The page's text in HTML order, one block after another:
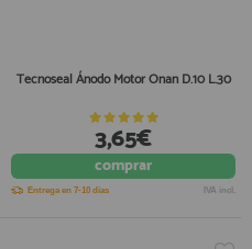
Tecnoseal Ánodo Motor Onan D.10 L.30
3,65€
comprar
Entrega en 7-10 días IVA incl.